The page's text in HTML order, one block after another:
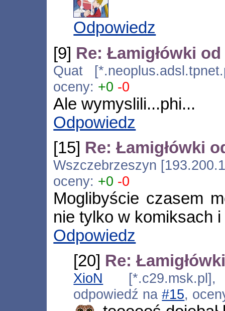
Odpowiedz
[9] Re: Łamigłówki od
Quat
oceny: +0 -0
Ale wymyslili...phi...
Odpowiedz
[15] Re: Łamigłówki
Wszczebrzeszyn
oceny: +0 -0
Moglibyście czasem
nie tylko w komiksach
Odpowiedz
[20] Re:
XioN
odpowiedź na#15,